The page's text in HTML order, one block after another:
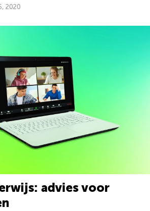
2020
advies voor